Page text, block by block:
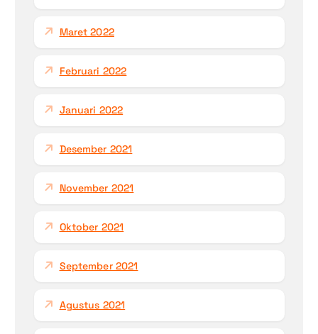
Maret 2022
Februari 2022
Januari 2022
Desember 2021
November 2021
Oktober 2021
September 2021
Agustus 2021